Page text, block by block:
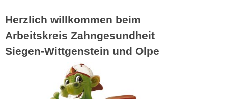
Herzlich willkommen beim
Arbeitskreis Zahngesundheit
Siegen-Wittgenstein und Olpe